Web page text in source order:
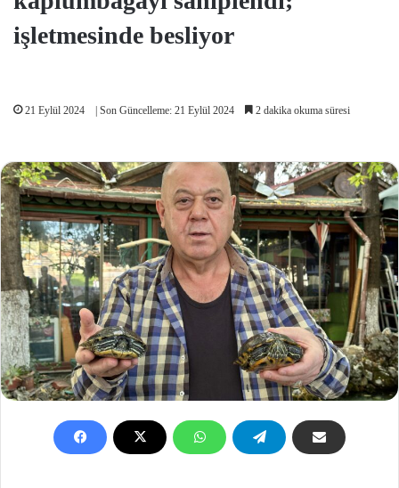
işletmesinde besliyor
21 Eylül 2024 | Son Güncelleme: 21 Eylül 2024 2 dakika okuma süresi